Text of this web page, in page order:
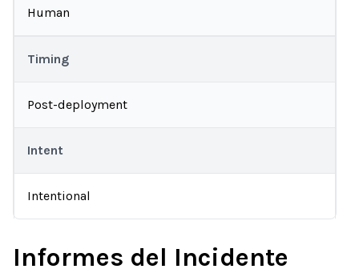
Human
Timing
Post-deployment
Intent
Intentional
Informes del Incidente